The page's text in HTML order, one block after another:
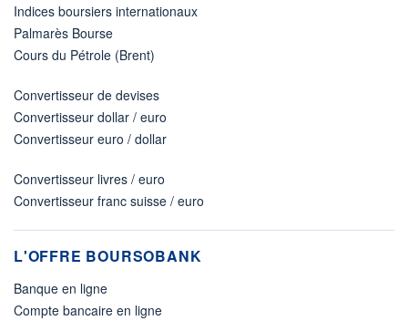
Indices boursiers internationaux
Palmarès Bourse
Cours du Pétrole (Brent)
Convertisseur de devises
Convertisseur dollar / euro
Convertisseur euro / dollar
Convertisseur livres / euro
Convertisseur franc suisse / euro
L'OFFRE BOURSOBANK
Banque en ligne
Compte bancaire en ligne